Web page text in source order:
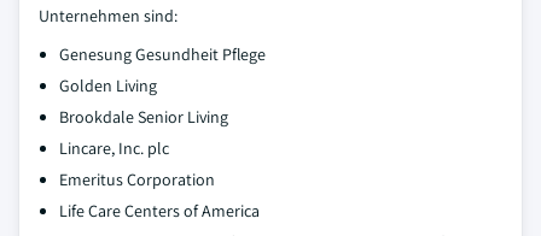
Unternehmen sind:
Genesung Gesundheit Pflege
Golden Living
Brookdale Senior Living
Lincare, Inc. plc
Emeritus Corporation
Life Care Centers of America